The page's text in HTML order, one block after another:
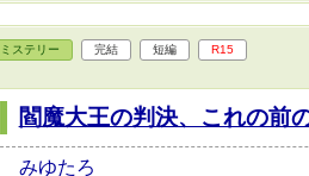
ミステリー 完結 短編 R15
閻魔大王の判決、これの前
みゆたろ